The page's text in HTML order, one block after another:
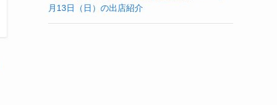
月13日（日）の出店紹介